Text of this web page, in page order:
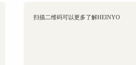
扫描二维码可以更多了解HEINYO